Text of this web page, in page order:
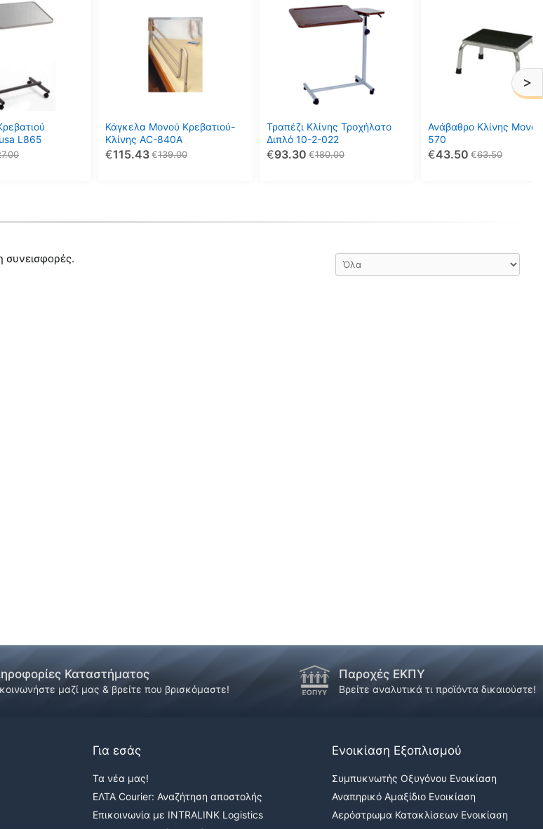
>
L865
Κάγκελα Μονού Κρεβατιού-
Κλίνης AC-840Α
139.00
€
115.43
€
Τραπέζι Κλίνης Τροχήλατο
Διπλό 10-2-022
180.00
€
93.30
€
Ανάβαθρο Κλίνης Μονό
570
63.50
€
43.50
€
Καταστήματος
μαζί μας & βρείτε που βρισκόμαστε!
Παροχές ΕΚΠΥ
Βρείτε αναλυτικά τι προϊόντα δικαιούστε!
Για εσάς
Τα νέα μας!
ΕΛΤΑ Courier: Αναζήτηση αποστολής
Επικοινωνία με INTRALINK Logistics
Ενοικίαση Εξοπλισμού
Συμπυκνωτής Οξυγόνου Ενοικίαση
Αναπηρικό Αμαξίδιο Ενοικίαση
Αερόστρωμα Κατακλίσεων Ενοικίαση